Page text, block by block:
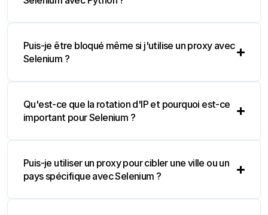
Puis-je être bloqué même si j'utilise un proxy avec
Selenium ?
Qu'est-ce que la rotation d'IP et pourquoi est-ce
important pour Selenium ?
Puis-je utiliser un proxy pour cibler une ville ou un
pays spécifique avec Selenium ?